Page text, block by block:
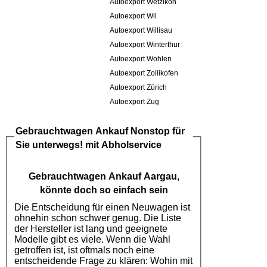
Autoexport Wetzikon
Autoexport Wil
Autoexport Willisau
Autoexport Winterthur
Autoexport Wohlen
Autoexport Zollikofen
Autoexport Zürich
Autoexport Zug
Gebrauchtwagen AnkaufNonstop für
Sie unterwegs! mit Abholservice
Gebrauchtwagen Ankauf Aargau,
könnte doch so einfach sein
Die Entscheidung für einen Neuwagen ist
ohnehin schon schwer genug. Die Liste
der Hersteller ist lang und geeignete
Modelle gibt es viele. Wenn die Wahl
getroffen ist, ist oftmals noch eine
entscheidende Frage zu klären: Wohin mit